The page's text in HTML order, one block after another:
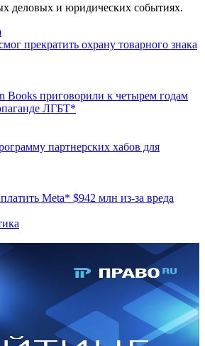
деловых и юридических событиях.
прекратить охрану товарного знака
Books приговорили к четырем годам
ЛГБТ*
партнерских хабов для
Meta* $942 млн из-за вреда